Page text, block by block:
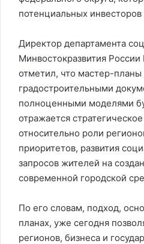
потенциальных
Директор департамента
Минвостокразвития
отметил, что мастер-планы
градостроительными
полноценными моделями
отражается
относительно роли
приоритетов, развития
запросов жителей на
современной городской
По его словам, подход,
планах, уже сегодня
регионов, бизнеса и